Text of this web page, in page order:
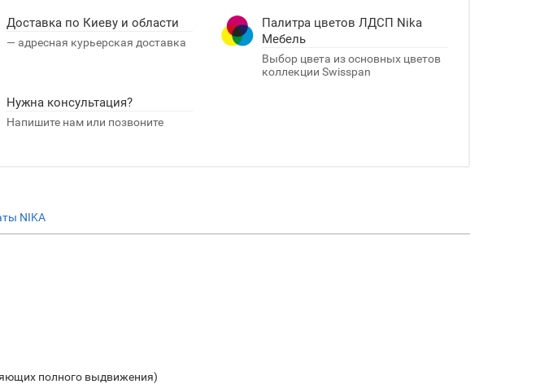
Доставка по Киеву и области
— адресная курьерская доставка
Палитра цветов ЛДСП Nika
Мебель
Выбор цвета из основных цветов
коллекции Swisspan
Нужна консультация?
Напишите нам или позвоните
NIKA
полного выдвижения)